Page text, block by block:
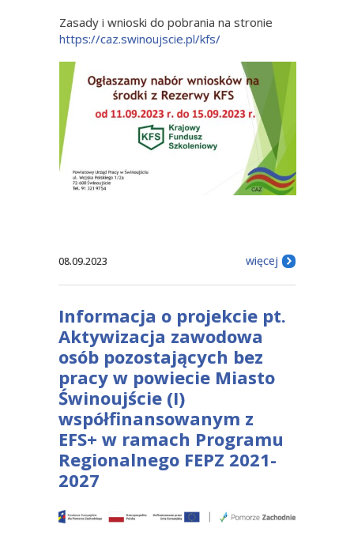
Zasady i wnioski do pobrania na stronie
https://caz.swinoujscie.pl/kfs/
08.09.2023 więcej
Informacja o projekcie pt.
Aktywizacja zawodowa
osób pozostających bez
pracy w powiecie Miasto
Świnoujście (I)
współfinansowanym z
EFS+ w ramach Programu
Regionalnego FEPZ 2021-
2027